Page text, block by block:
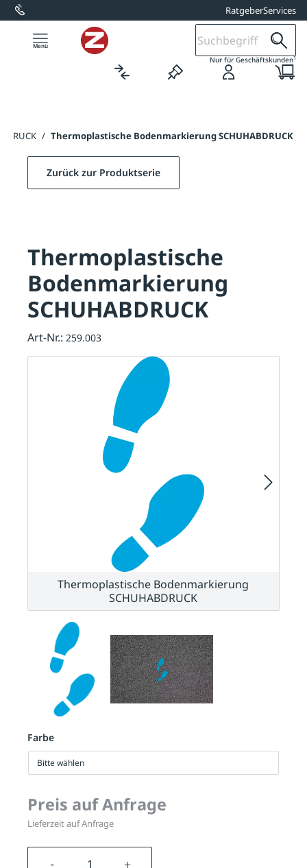
springen RatgeberServices
Nur für Geschäftskunden1
/ Thermoplastische Bodenmarkierung SCHUHABDRUCK
Farbe
Bitte wählen
Preis auf Anfrage
Lieferzeit auf Anfrage
Produkt Anzahl: Gib den
Zurück zur Produktserie
Thermoplastische
Bodenmarkierung
SCHUHABDRUCK
Art-Nr.: 259.003
Thermoplastische Bodenmarkierung
SCHUHABDRUCK